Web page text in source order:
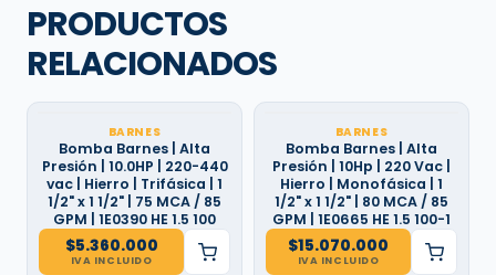
PRODUCTOS
RELACIONADOS
BARNES
Bomba Barnes | Alta
Presión | 10.0HP | 220-440
vac | Hierro | Trifásica | 1
1/2" x 1 1/2" | 75 MCA / 85
GPM | 1E0390 HE 1.5 100
$5.360.000
IVA INCLUIDO
BARNES
Bomba Barnes | Alta
Presión | 10Hp | 220 Vac |
Hierro | Monofásica | 1
1/2" x 1 1/2" | 80 MCA / 85
GPM | 1E0665 HE 1.5 100-1
$15.070.000
IVA INCLUIDO